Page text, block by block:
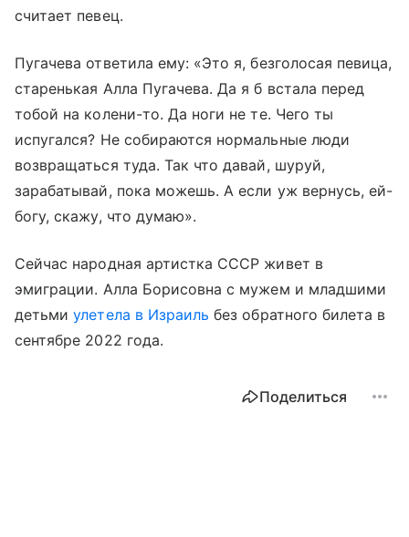
считает певец.
Пугачева ответила ему: «Это я, безголосая певица,
старенькая Алла Пугачева. Да я б встала перед
тобой на колени-то. Да ноги не те. Чего ты
испугался? Не собираются нормальные люди
возвращаться туда. Так что давай, шуруй,
зарабатывай, пока можешь. А если уж вернусь, ей-
богу, скажу, что думаю».
Сейчас народная артистка СССР живет в
эмиграции. Алла Борисовна с мужем и младшими
детьмиулетела в Израиль без обратного билета в
сентябре 2022 года.
Поделиться